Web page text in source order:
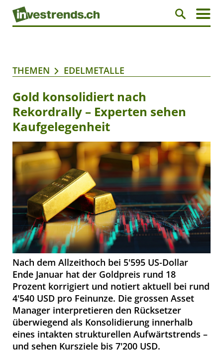
THEMEN EDELMETALLE
Gold konsolidiert nach
Rekordrally – Experten sehen
Kaufgelegenheit
Nach dem Allzeithoch bei 5'595 US-Dollar
Ende Januar hat der Goldpreis rund 18
Prozent korrigiert und notiert aktuell bei rund
4'540 USD pro Feinunze. Die grossen Asset
Manager interpretieren den Rücksetzer
überwiegend als Konsolidierung innerhalb
eines intakten strukturellen Aufwärtstrends –
und sehen Kursziele bis 7'200 USD.